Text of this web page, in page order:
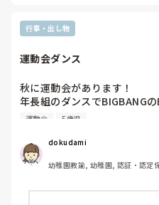
行事・出し物
運動会ダンス
秋に運動会があります！
年長組のダンスでBIGBANG
踊ります！
運動会 5歳児
dokudami
幼稚園教諭, 幼稚園, 認証・認定